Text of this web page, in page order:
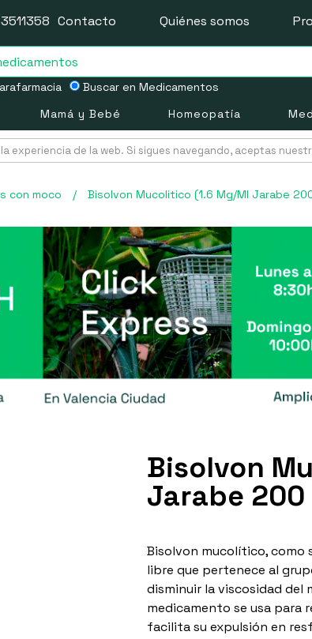
Buscar en Medicamentos
Contacto Quiénes somos
Mamá y Bebé Homeopatía
experiencia de la web. Si sigues navegando, aceptas
con moco / Bisolvon Mucolitico (1.6 Mg/Ml Jarabe
Bisolvon
Jarabe 200
Bisolvon mucolítico, como
libre que pertenece al
disminuir la viscosidad del
medicamento se usa para
facilita su expulsión en